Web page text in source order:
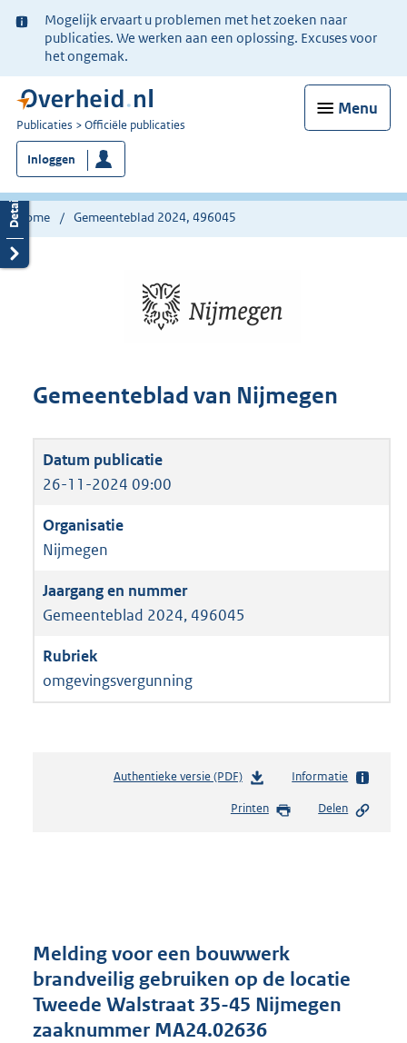
Ter
informatie:
Mogelijk ervaart u problemen met het zoeken naar
publicaties. We werken aan een oplossing. Excuses voor
het ongemak.
Menu
U
bent
nu
hier:
Publicaties Officiële publicaties
Inloggen
Home Gemeenteblad 2024, 496045
Gemeenteblad van Nijmegen
26-11-2024 09:00
Nijmegen
Gemeenteblad 2024, 496045
omgevingsvergunning
Authentieke versie (PDF)b
s
r
o
t
t
Informatie
Printen Delen
Melding voor een bouwwerk
brandveilig gebruiken op de locatie
Tweede Walstraat 35-45 Nijmegen
zaaknummer MA24.02636